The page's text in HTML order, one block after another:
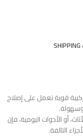
SHIPPING
قوية تعمل على إصلاح
أو الأدوات اليومية، فإن
التالفة.